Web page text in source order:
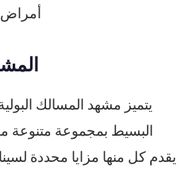
أمراض
يتميز مشهد المسالك
البسيط بمجموعة متنوعة
يقدم كل منها مزايا محددة